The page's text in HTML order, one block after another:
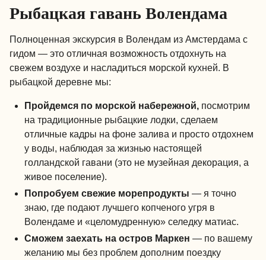
Рыбацкая гавань Волендама
Полноценная экскурсия в Волендам из Амстердама с
гидом — это отличная возможность отдохнуть на
свежем воздухе и насладиться морской кухней. В
рыбацкой деревне мы:
Пройдемся по морской набережной, посмотрим
на традиционные рыбацкие лодки, сделаем
отличные кадры на фоне залива и просто отдохнем
у воды, наблюдая за жизнью настоящей
голландской гавани (это не музейная декорация, а
живое поселение).
Попробуем свежие морепродукты — я точно
знаю, где подают лучшего копченого угря в
Волендаме и «целомудренную» селедку матиас.
Сможем заехать на остров Маркен — по вашему
желанию мы без проблем дополним поездку